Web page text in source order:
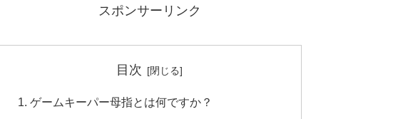
スポンサーリンク
目次
ゲームキーパー母指とは何ですか？